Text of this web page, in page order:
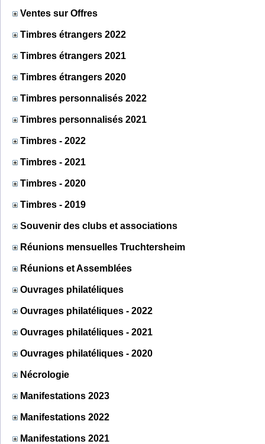
Ventes sur Offres
Timbres étrangers 2022
Timbres étrangers 2021
Timbres étrangers 2020
Timbres personnalisés 2022
Timbres personnalisés 2021
Timbres - 2022
Timbres - 2021
Timbres - 2020
Timbres - 2019
Souvenir des clubs et associations
Réunions mensuelles Truchtersheim
Réunions et Assemblées
Ouvrages philatéliques
Ouvrages philatéliques - 2022
Ouvrages philatéliques - 2021
Ouvrages philatéliques - 2020
Nécrologie
Manifestations 2023
Manifestations 2022
Manifestations 2021